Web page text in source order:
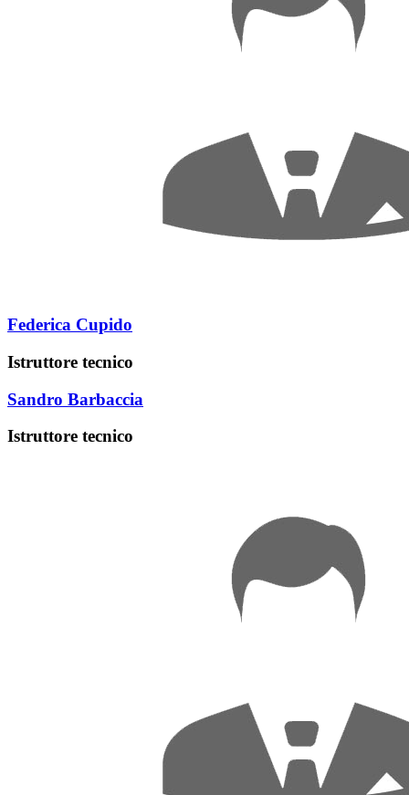
Federica Cupido
Istruttore tecnico
Sandro Barbaccia
Istruttore tecnico